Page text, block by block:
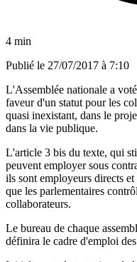
4 min
Publié le 27/07/2017 à 7:10
L'Assemblée nationale a
faveur d'un statut pour les
quasi inexistant, dans le
dans la vie publique.
L'article 3 bis du texte, qui
peuvent employer sous
ils sont employeurs directs
que les parlementaires
collaborateurs.
Le bureau de chaque
définira le cadre d'emploi